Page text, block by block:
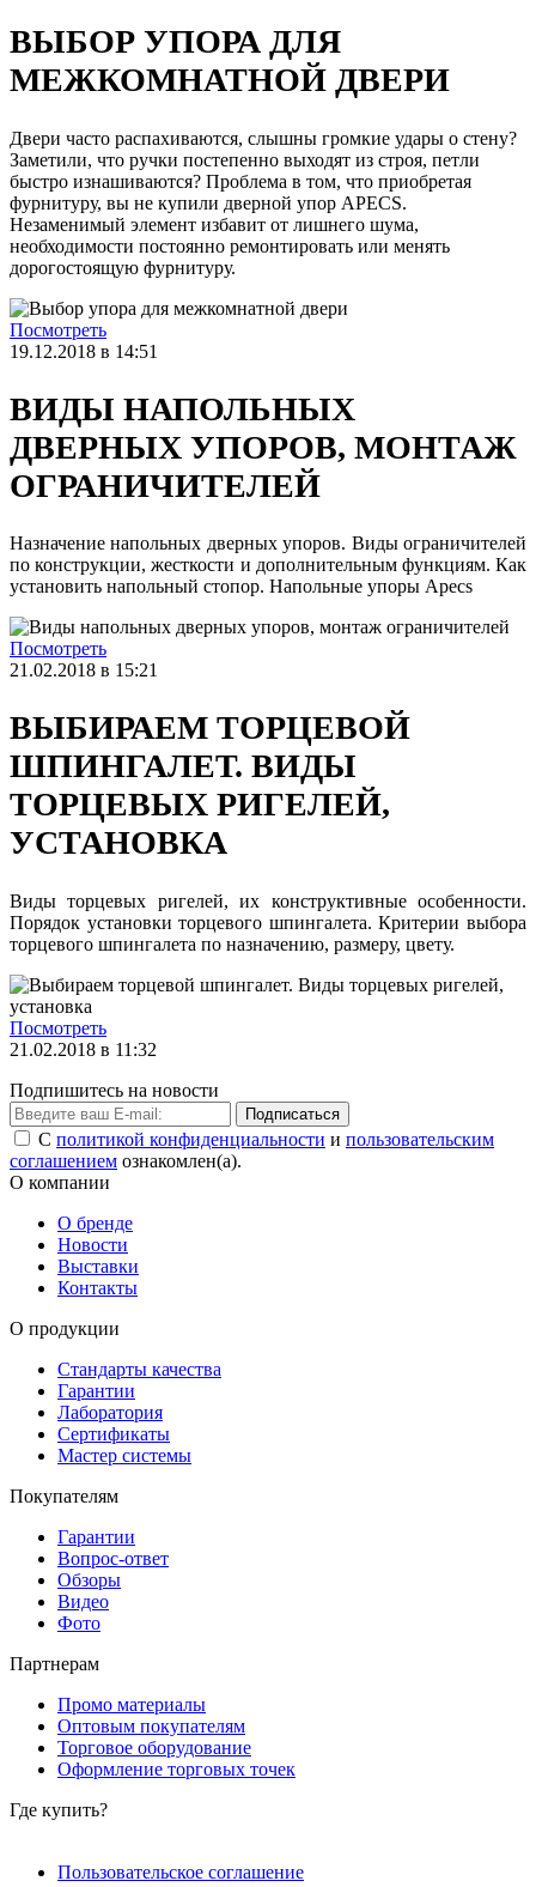
ВЫБОР УПОРА ДЛЯ
МЕЖКОМНАТНОЙ ДВЕРИ
Двери часто распахиваются, слышны громкие удары о стену?
Заметили, что ручки постепенно выходят из строя, петли
быстро изнашиваются? Проблема в том, что приобретая
фурнитуру, вы не купили дверной упор APECS.
Незаменимый элемент избавит от лишнего шума,
необходимости постоянно ремонтировать или менять
дорогостоящую фурнитуру.
Посмотреть
19.12.2018 в 14:51
ВИДЫ НАПОЛЬНЫХ
ДВЕРНЫХ УПОРОВ, МОНТАЖ
ОГРАНИЧИТЕЛЕЙ
Назначение напольных дверных упоров. Виды ограничителей
по конструкции, жесткости и дополнительным функциям. Как
установить напольный стопор. Напольные упоры Apecs
Посмотреть
21.02.2018 в 15:21
ВЫБИРАЕМ ТОРЦЕВОЙ
ШПИНГАЛЕТ. ВИДЫ
ТОРЦЕВЫХ РИГЕЛЕЙ,
УСТАНОВКА
Виды торцевых ригелей, их конструктивные особенности.
Порядок установки торцевого шпингалета. Критерии выбора
торцевого шпингалета по назначению, размеру, цвету.
Посмотреть
21.02.2018 в 11:32
Подпишитесь на новости
Подписаться
С политикой конфиденциальности и пользовательским
соглашением ознакомлен(а).
О компании
О бренде
Новости
Выставки
Контакты
О продукции
Стандарты качества
Гарантии
Лаборатория
Сертификаты
Мастер системы
Покупателям
Гарантии
Вопрос-ответ
Обзоры
Видео
Фото
Партнерам
Промо материалы
Оптовым покупателям
Торговое оборудование
Оформление торговых точек
Где купить?
Пользовательское соглашение